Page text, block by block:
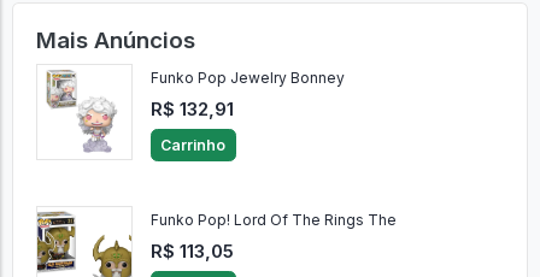
Mais Anúncios
Funko Pop Jewelry Bonney
R$ 132,91